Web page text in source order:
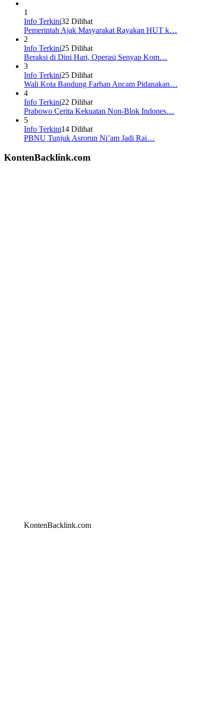
1
Info Terkini32 Dilihat
Pemerintah Ajak Masyarakat Rayakan HUT k…
2
Info Terkini25 Dilihat
Beraksi di Dini Hari, Operasi Senyap Kom…
3
Info Terkini25 Dilihat
Wali Kota Bandung Farhan Ancam Pidanakan…
4
Info Terkini22 Dilihat
Prabowo Cerita Kekuatan Non-Blok Indones…
5
Info Terkini14 Dilihat
PBNU Tunjuk Asrorun Ni’am Jadi Rai…
KontenBacklink.com
KontenBacklink.com